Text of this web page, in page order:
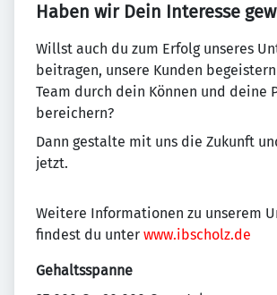
Haben wir Dein Interesse
Willst auch du zum Erfolg unseres
beitragen, unsere Kunden
Team durch dein Können und deine
bereichern?
Dann gestalte mit uns die Zukunft
jetzt.
Weitere Informationen zu unserem
findest du unter www.ibscholz.de
Gehaltsspanne